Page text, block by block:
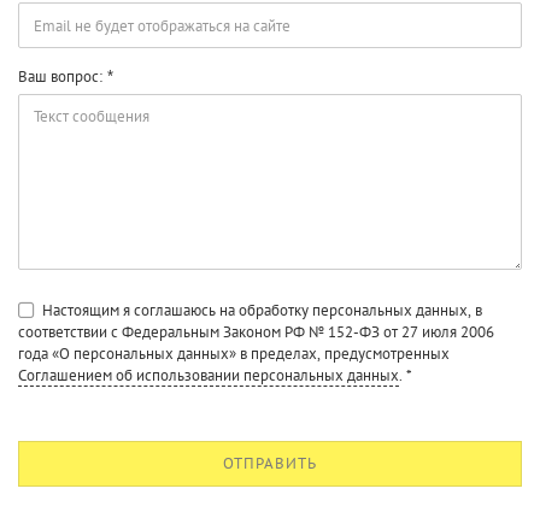
Ваш вопрос:
Настоящим я соглашаюсь на обработку персональных данных, в
соответствии с Федеральным Законом РФ № 152-ФЗ от 27 июля 2006
года «О персональных данных» в пределах, предусмотренных
Соглашением об использовании персональных данных. *
ОТПРАВИТЬ